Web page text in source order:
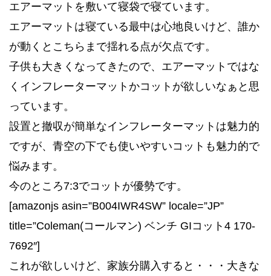
エアーマットを敷いて寝袋で寝ています。
エアーマットは寝ている最中は心地良いけど、誰か
が動くとこちらまで揺れる点が欠点です。
子供も大きくなってきたので、エアーマットではな
くインフレーターマットかコットが欲しいなぁと思
っています。
設置と撤収が簡単なインフレーターマットは魅力的
ですが、青空の下でも使いやすいコットも魅力的で
悩みます。
今のところ7:3でコットが優勢です。
[amazonjs asin=”B004IWR4SW” locale=”JP”
title=”Coleman(コールマン) ベンチ GIコット4 170-
7692″]
これが欲しいけど、家族分購入すると・・・大きな